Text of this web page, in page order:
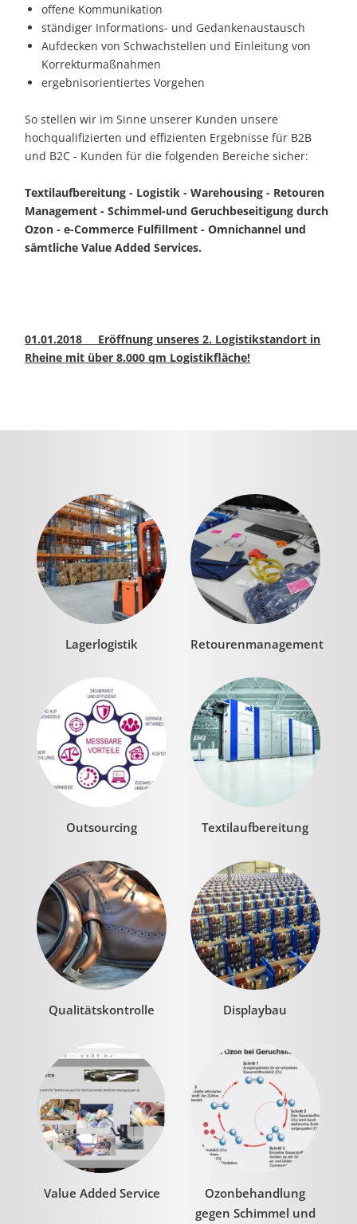
offene Kommunikation
ständiger Informations- und Gedankenaustausch
Aufdecken von Schwachstellen und Einleitung von
Korrekturmaßnahmen
ergebnisorientiertes Vorgehen
So stellen wir im Sinne unserer Kunden unsere
hochqualifizierten und effizienten Ergebnisse für B2B
und B2C - Kunden für die folgenden Bereiche sicher:
Textilaufbereitung - Logistik - Warehousing - Retouren
Management - Schimmel-und Geruchbeseitigung durch
Ozon - e-Commerce Fulfillment - Omnichannel und
sämtliche Value Added Services.
01.01.2018 Eröffnung unseres 2. Logistikstandort in
Rheine mit über 8.000 qm Logistikfläche!
Lagerlogistik Retourenmanagement
Outsourcing Textilaufbereitung
Qualitätskontrolle Displaybau
Value Added Service
Ozonbehandlung
gegen Schimmel und